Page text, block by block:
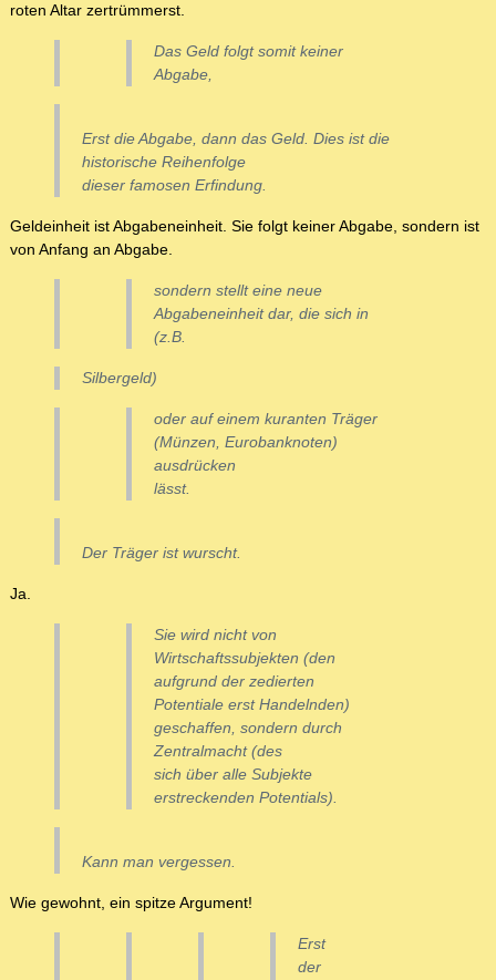
roten Altar zertrümmerst.
Das Geld folgt somit keiner
Abgabe,
Erst die Abgabe, dann das Geld. Dies ist die
historische Reihenfolge
dieser famosen Erfindung.
Geldeinheit ist Abgabeneinheit. Sie folgt keiner Abgabe, sondern ist
von Anfang an Abgabe.
sondern stellt eine neue
Abgabeneinheit dar, die sich in
(z.B.
Silbergeld)
oder auf einem kuranten Träger
(Münzen, Eurobanknoten)
ausdrücken
lässt.
Der Träger ist wurscht.
Ja.
Sie wird nicht von
Wirtschaftssubjekten (den
aufgrund der zedierten
Potentiale erst Handelnden)
geschaffen, sondern durch
Zentralmacht (des
sich über alle Subjekte
erstreckenden Potentials).
Kann man vergessen.
Wie gewohnt, ein spitze Argument!
Erst
der